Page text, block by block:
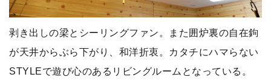
剥き出しの梁とシーリングファン。また囲炉裏の自在鉤
が天井からぶら下がり、和洋折衷。カタチにハマらない
STYLEで遊び心のあるリビングルームとなっている。